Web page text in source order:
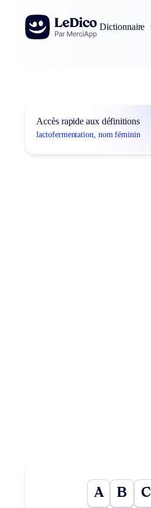
Aller au contenu
Dictionnaire
Accès rapide aux définitions
lactofermentation, nom féminin
A B C